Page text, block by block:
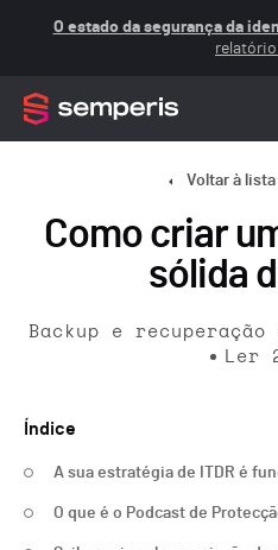
O estado da segurança da
Voltar à
Como criar
sólida
Backup e
Ler
Índice
A sua estratégia de ITDR é
O que é o Podcast de